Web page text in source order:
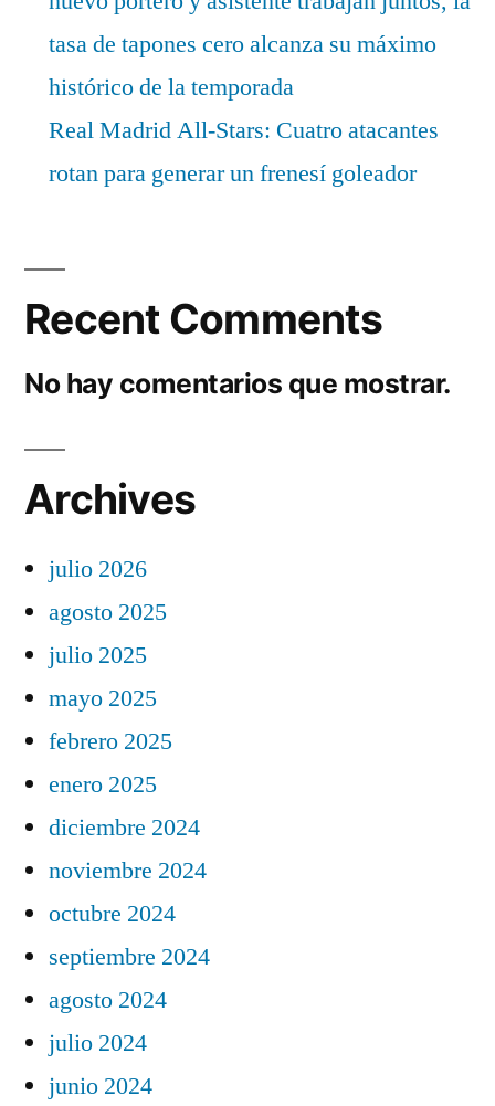
tasa de tapones cero alcanza su máximo
histórico de la temporada
Real Madrid All-Stars: Cuatro atacantes
rotan para generar un frenesí goleador
Recent Comments
No hay comentarios que mostrar.
Archives
julio 2026
agosto 2025
julio 2025
mayo 2025
febrero 2025
enero 2025
diciembre 2024
noviembre 2024
octubre 2024
septiembre 2024
agosto 2024
julio 2024
junio 2024